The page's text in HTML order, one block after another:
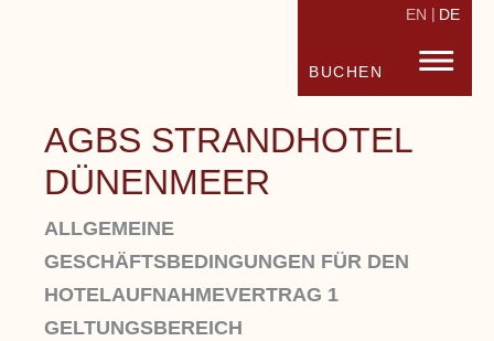
STRANDHOTEL FISCHLAND
BUCHEN
EN DE
AGBS STRANDHOTEL
DÜNENMEER
ALLGEMEINE
GESCHÄFTSBEDINGUNGEN FÜR DEN
HOTELAUFNAHMEVERTRAG 1
GELTUNGSBEREICH